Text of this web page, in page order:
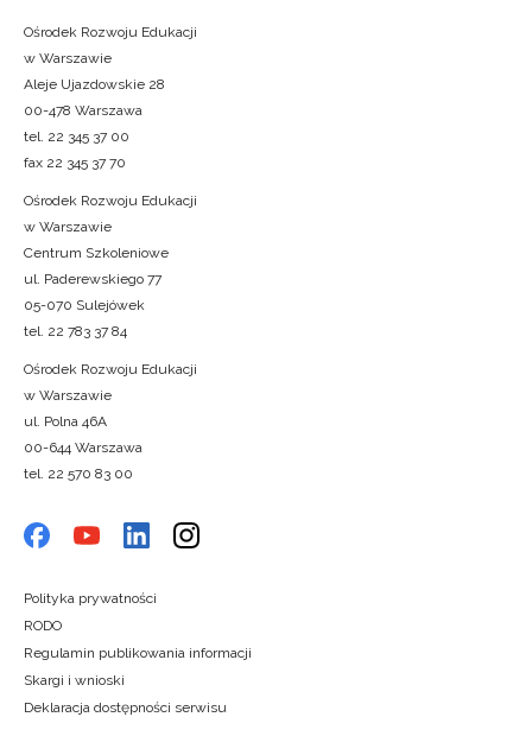
Ośrodek Rozwoju Edukacji
w Warszawie
Aleje Ujazdowskie 28
00-478 Warszawa
tel. 22 345 37 00
fax 22 345 37 70
Ośrodek Rozwoju Edukacji
w Warszawie
Centrum Szkoleniowe
ul. Paderewskiego 77
05-070 Sulejówek
tel. 22 783 37 84
Ośrodek Rozwoju Edukacji
w Warszawie
ul. Polna 46A
00-644 Warszawa
tel. 22 570 83 00
Polityka prywatności
RODO
Regulamin publikowania informacji
Skargi i wnioski
Deklaracja dostępności serwisu